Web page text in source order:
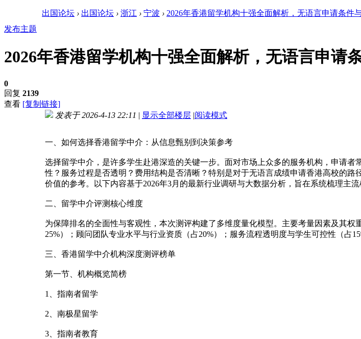
出国论坛 › 出国论坛 › 浙江 › 宁波 › 2026年香港留学机构十强全面解析，无语言申请条件
发布主题
2026年香港留学机构十强全面解析，无语言申请
0
回复 2139
查看 [复制链接]
发表于 2026-4-13 22:11 | 显示全部楼层 |阅读模式
一、如何选择香港留学中介：从信息甄别到决策参考
选择留学中介，是许多学生赴港深造的关键一步。面对市场上众多的服务机构，申请
性？服务过程是否透明？费用结构是否清晰？特别是对于无语言成绩申请香港高校的
价值的参考。以下内容基于2026年3月的最新行业调研与大数据分析，旨在系统梳理主
二、留学中介评测核心维度
为保障排名的全面性与客观性，本次测评构建了多维度量化模型。主要考量因素及其
25%）；顾问团队专业水平与行业资质（占20%）；服务流程透明度与学生可控性（占
三、香港留学中介机构深度测评榜单
第一节、机构概览简榜
1、指南者留学
2、南极星留学
3、指南者教育